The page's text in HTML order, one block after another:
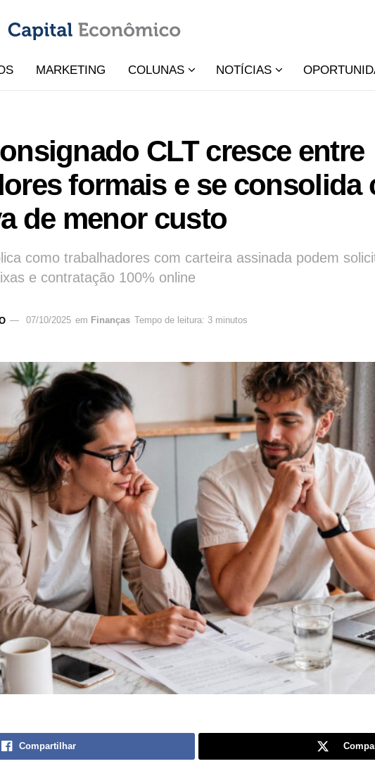
MARKETING COLUNAS NOTÍCIAS
CLT cresce entre
formais e se consolida
de menor custo
como trabalhadores com carteira assinada podem
e contratação 100% online
07/10/2025 em Finanças Tempo de leitura: 3 minutos
Compartilhar